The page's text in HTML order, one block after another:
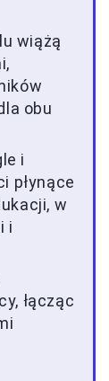
wiążą
obu
i
płynące
w
i
łącząc